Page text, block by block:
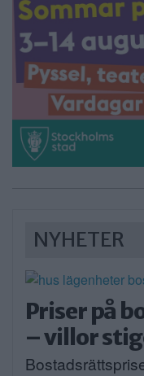
NYHETER
Priser på
– villor